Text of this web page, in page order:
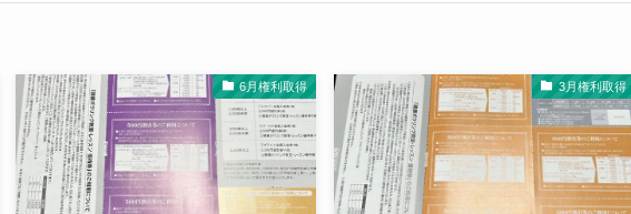
6月権利取得 3月権利取得